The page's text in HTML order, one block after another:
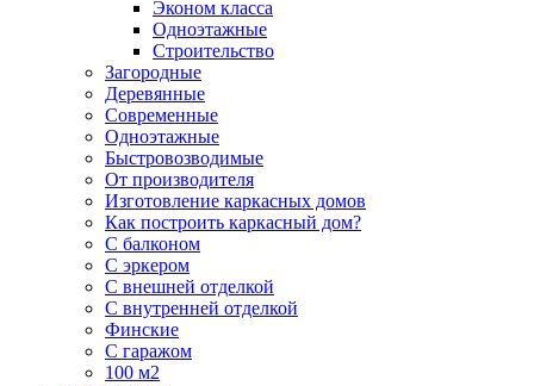
Эконом класса
Одноэтажные
Строительство
Загородные
Деревянные
Современные
Одноэтажные
Быстровозводимые
От производителя
Изготовление каркасных домов
Как построить каркасный дом?
С балконом
С эркером
С внешней отделкой
С внутренней отделкой
Финские
С гаражом
100 м2